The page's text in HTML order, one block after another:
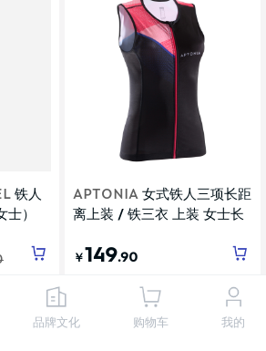
铁人
）
APTONIA女式铁人三项长距
离上装 / 铁三衣 上装 女士长
￥149.90
品牌文化 购物车 我的